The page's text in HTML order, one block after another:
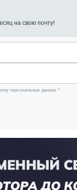
на свою почту!
персональных данных *